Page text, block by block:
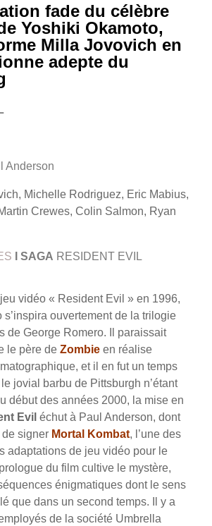
fade du célèbre
Yoshiki Okamoto,
Milla Jovovich en
adepte du
Anderson
Michelle Rodriguez, Eric Mabius,
Crewes, Colin Salmon, Ryan
SAGA RESIDENT EVIL
vidéo « Resident Evil » en 1996,
s’inspira ouvertement de la trilogie
de George Romero. Il paraissait
le père de Zombie en réalise
et il en fut un temps
jovial barbu de Pittsburgh n’étant
début des années 2000, la mise en
Evil échut à Paul Anderson, dont
de signer Mortal Kombat, l’une des
adaptations de jeu vidéo pour le
du film cultive le mystère,
énigmatiques dont le sens
que dans un second temps. Il y a
de la société Umbrella